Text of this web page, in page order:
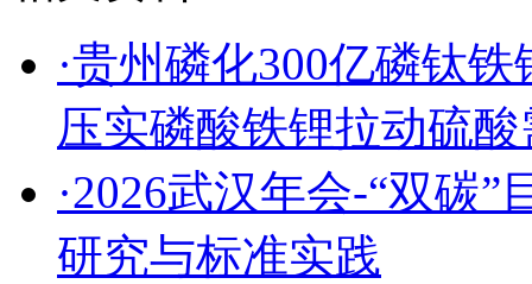
·贵州磷化300亿磷钛
压实磷酸铁锂拉动硫
·2026武汉年会-“双碳
研究与标准实践